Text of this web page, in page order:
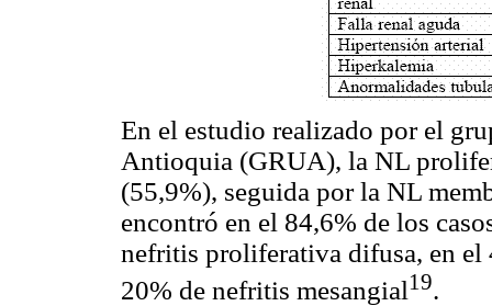
En el estudio realizado por el
Antioquia (GRUA), la NL
(55,9%), seguida por la NL
encontró en el 84,6% de los
nefritis proliferativa difusa, en
20% de nefritis mesangial19.